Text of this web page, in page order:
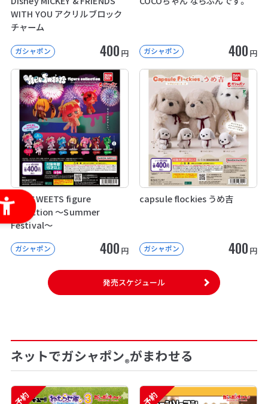
WITH YOU アクリルブロック
チャーム
ガシャポン 400 円 ガシャポン 400 円
VIRUSWEETS figure
collection ～Summer
Festival～
ガシャポン 400 円
capsule flockies うめ吉
ガシャポン 400 円
発売スケジュール
ネットでガシャポン®がまわせる
予約 予約